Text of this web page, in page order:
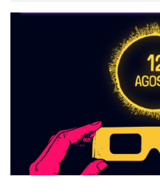
Oliveira
ser
o
quarto
a